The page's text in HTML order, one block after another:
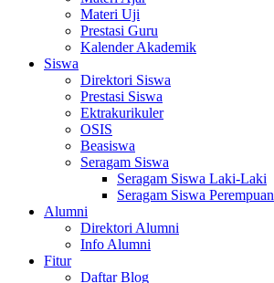
Materi Uji
Prestasi Guru
Kalender Akademik
Siswa
Direktori Siswa
Prestasi Siswa
Ektrakurikuler
OSIS
Beasiswa
Seragam Siswa
Seragam Siswa Laki-Laki
Seragam Siswa Perempuan
Alumni
Direktori Alumni
Info Alumni
Fitur
Daftar Blog